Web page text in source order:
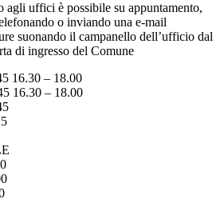
uffici è possibile su appuntamento,
o inviando una e-mail
suonando il campanello dell’ufficio dal
di ingresso del Comune
16.30 – 18.00
16.30 – 18.00